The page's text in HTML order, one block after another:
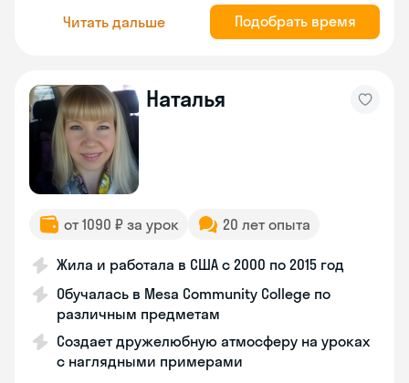
Читать дальше Подобрать время
Наталья
от 1090 ₽ за урок 20 лет опыта
Жила и работала в США с 2000 по 2015 год
Обучалась в Mesa Community College по
различным предметам
Создает дружелюбную атмосферу на уроках
с наглядными примерами